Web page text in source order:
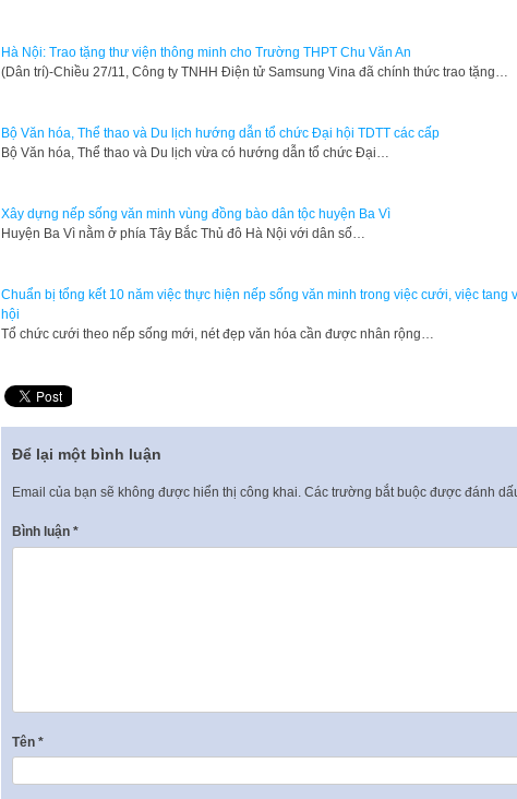
Hà Nội: Trao tặng thư viện thông minh cho Trường THPT Chu Văn An
​(Dân trí)-Chiều 27/11, Công ty TNHH Điện tử Samsung Vina đã chính thức trao tặng…
Bộ Văn hóa, Thể thao và Du lịch hướng dẫn tổ chức Đại hội TDTT các cấp
Bộ Văn hóa, Thể thao và Du lịch vừa có hướng dẫn tổ chức Đại…
Xây dựng nếp sống văn minh vùng đồng bào dân tộc huyện Ba Vì
Huyện Ba Vì nằm ở phía Tây Bắc Thủ đô Hà Nội với dân số…
Chuẩn bị tổng kết 10 năm việc thực hiện nếp sống văn minh trong việc cưới, việc tang
hội
Tổ chức cưới theo nếp sống mới, nét đẹp văn hóa cần được nhân rộng…
Để lại một bình luận
Email của bạn sẽ không được hiển thị công khai. Các trường bắt buộc được đánh
Bình luận *
Tên *